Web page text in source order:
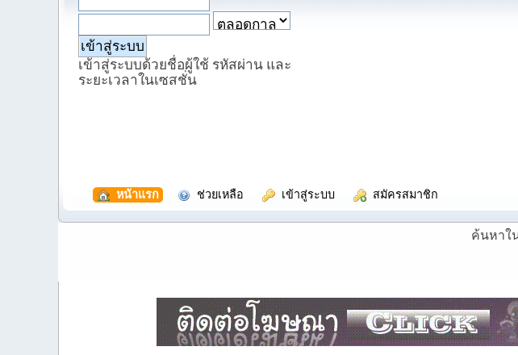
เข้าสู่ระบบด้วยชื่อผู้ใช้ รหัสผ่าน และ
ระยะเวลาในเซสชั่น
หน้าแรก ช่วยเหลือ เข้าสู่ระบบ สมัครสมาชิก
ค้นหาใน